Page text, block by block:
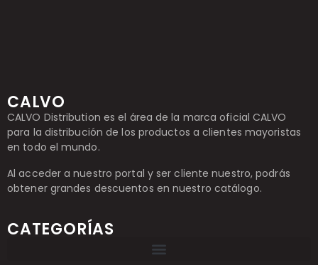
CALVO
CALVO Distribution es el área de la marca oficial CALVO
para la distribución de los productos a clientes mayoristas
en todo el mundo.
Al acceder a nuestro portal y ser cliente nuestro, podrás
obtener grandes descuentos en nuestro catálogo.
CATEGORÍAS